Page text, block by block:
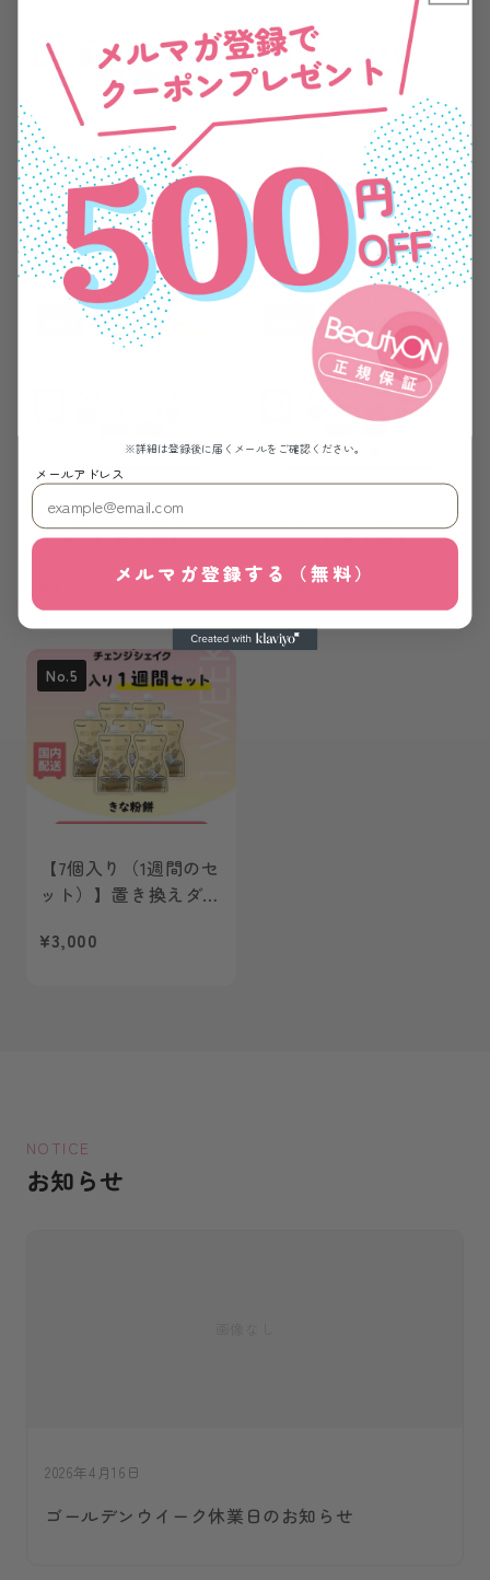
【7個入り（1週間のセ
ット）】置き換えダイ
エット チェンジフィ
ット ココア味 1個あ
たり191kcal
¥3,000
【7個入り（1週間のセ
ット）】置き換えダイ
エット チェンジフィ
ット イチゴ＆バナナ
味 197kcal
¥3,000
【7個入り（1週間のセ
ット）】置き換えダイ
エット チェンジフィ
味 1個あたり195kcal
ット）】置き換えダイ
エット チェンジフィ
ット ココア味 1個あ
たり191kcal
¥3,000
No.5
【7個入り（1週間のセ
ット）】置き換えダイ
ット きなこ餅味
¥3,000
NOTICE
お知らせ
2026年4月16日
ゴールデンウイーク休業日のお知らせ
※詳細は登録後に届くメールをご確認ください。
メールアドレス
メルマガ登録する（無料）